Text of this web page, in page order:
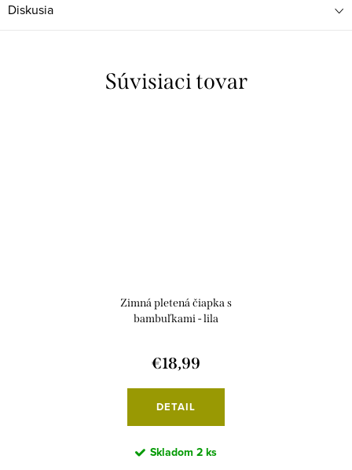
Diskusia
Súvisiaci tovar
Zimná pletená čiapka s
bambuľkami - lila
€18,99
DETAIL
Skladom 2 ks